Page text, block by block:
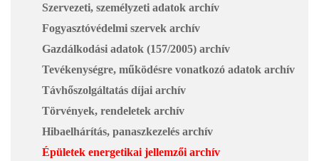
Szervezeti, személyzeti adatok archív
Fogyasztóvédelmi szervek archív
Gazdálkodási adatok (157/2005) archív
Tevékenységre, működésre vonatkozó adatok archív
Távhőszolgáltatás díjai archív
Törvények, rendeletek archív
Hibaelhárítás, panaszkezelés archív
Épületek energetikai jellemzői archív